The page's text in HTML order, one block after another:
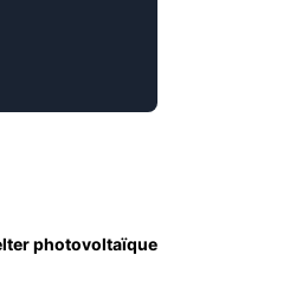
photovoltaïque